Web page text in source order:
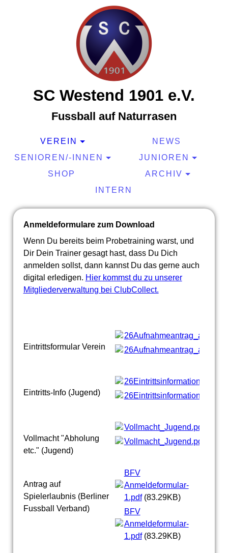
SC Westend 1901 e.V.
Fussball auf Naturrasen
VEREIN
NEWS
SENIOREN/-INNEN
JUNIOREN
SHOP
ARCHIV
INTERN
Anmeldeformulare zum Download
Wenn Du bereits beim Probetraining warst, und
Dir Dein Trainer gesagt hast, dass Du Dich
anmelden sollst, dann kannst Du das gerne auch
digital erledigen. Hier kommst du zu unserer
Mitgliederverwaltung bei ClubCollect.
Eintrittsformular Verein
Eintritts-Info (Jugend)
26Eintrittsinformationen.pdf
26Eintrittsinformationen.pdf
Vollmacht "Abholung
etc." (Jugend)
Vollmacht_Jugend.pdf
Vollmacht_Jugend.pdf
Antrag auf
Spielerlaubnis (Berliner
Fussball Verband)
BFV
Anmeldeformular-
1.pdf(83.29KB)
BFV
Anmeldeformular-
1.pdf(83.29KB)